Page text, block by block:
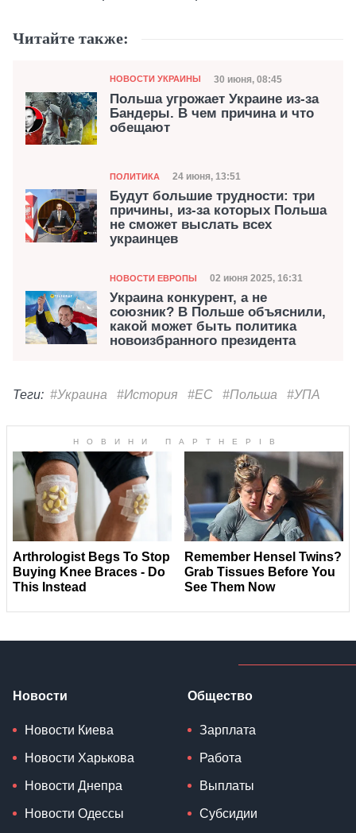
Читайте также:
Категория
НОВОСТИ УКРАИНЫ Дата публикации
30 июня, 08:45
Польша угрожает Украине из-за
Бандеры. В чем причина и что
обещают
Категория
ПОЛИТИКА Дата публикации
24 июня, 13:51
Будут большие трудности: три
причины, из-за которых Польша
не сможет выслать всех
украинцев
Категория
НОВОСТИ ЕВРОПЫ Дата публикации
02 июня 2025, 16:31
Украина конкурент, а не
союзник? В Польше объяснили,
какой может быть политика
новоизбранного президента
Теги: #Украина #История #ЕС #Польша #УПА
Новости
Новости Киева
Новости Харькова
Новости Днепра
Новости Одессы
Общество
Зарплата
Работа
Выплаты
Субсидии